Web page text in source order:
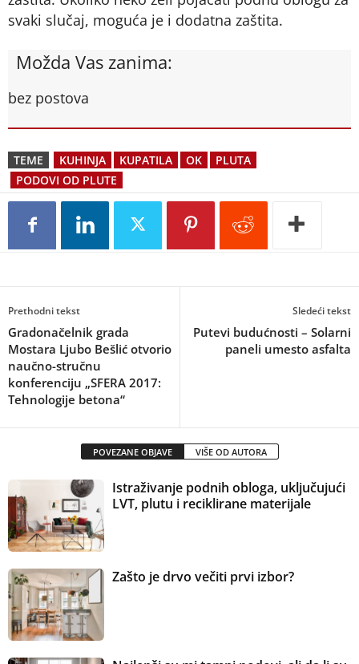
svaki slučaj, moguća je i dodatna zaštita.
Možda Vas zanima:
bez postova
TEME KUHINJA KUPATILA OK
PLUTA
PODOVI OD PLUTE
Prethodni tekst
Gradonačelnik grada
Mostara Ljubo Bešlić otvorio
naučno-stručnu
konferenciju „SFERA 2017:
Tehnologije betona“
Sledeći tekst
Putevi budućnosti – Solarni
paneli umesto asfalta
POVEZANE OBJAVE VIŠE OD AUTORA
Istraživanje podnih obloga, uključujući
LVT, plutu i reciklirane materijale
Zašto je drvo večiti prvi izbor?